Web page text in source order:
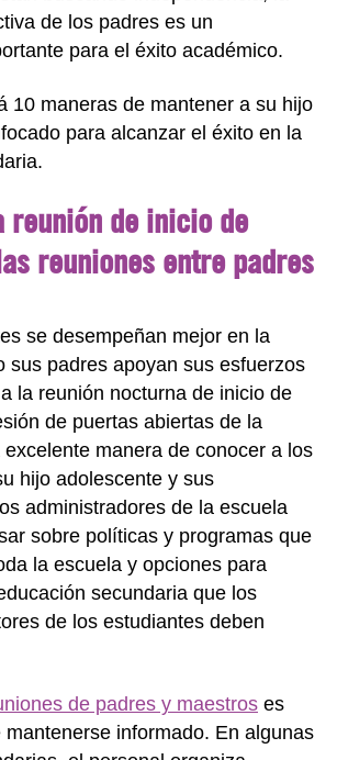
de los padres es un
para el éxito académico.
10 maneras de mantener a su hijo
para alcanzar el éxito en la
reunión de inicio de
reuniones entre padres
se desempeñan mejor en la
sus padres apoyan sus esfuerzos
la reunión nocturna de inicio de
de puertas abiertas de la
manera de conocer a los
hijo adolescente y sus
administradores de la escuela
sobre políticas y programas que
la escuela y opciones para
secundaria que los
de los estudiantes deben
de padres y maestros es
informado. En algunas